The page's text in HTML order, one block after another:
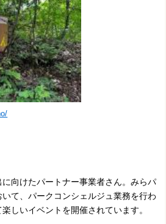
向けたパートナー事業者さん。みらパ
いて、パークコンシェルジュ業務を行わ
しいイベントを開催されています。